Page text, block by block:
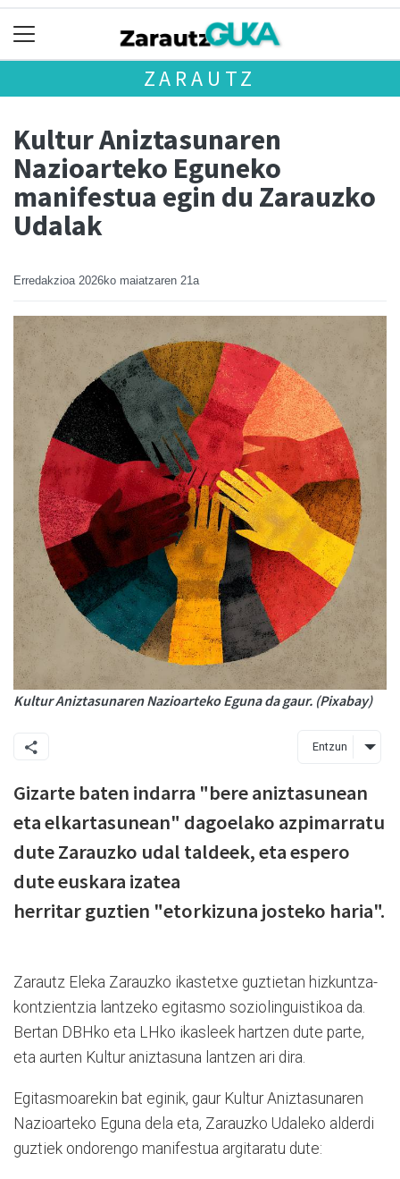
ZARAUTZ
Kultur Aniztasunaren
Nazioarteko Eguneko
manifestua egin du Zarauzko
Udalak
Erredakzioa 2026ko maiatzaren 21a
Kultur Aniztasunaren Nazioarteko Eguna da gaur. (Pixabay)
Entzun
Gizarte baten indarra "bere aniztasunean
eta elkartasunean" dagoelako azpimarratu
dute Zarauzko udal taldeek, eta espero
dute euskara izatea
herritar guztien "etorkizuna josteko haria".
Zarautz Eleka Zarauzko ikastetxe guztietan hizkuntza-
kontzientzia lantzeko egitasmo soziolinguistikoa da.
Bertan DBHko eta LHko ikasleek hartzen dute parte,
eta aurten Kultur aniztasuna lantzen ari dira.
Egitasmoarekin bat eginik, gaur Kultur Aniztasunaren
Nazioarteko Eguna dela eta, Zarauzko Udaleko alderdi
guztiek ondorengo manifestua argitaratu dute: